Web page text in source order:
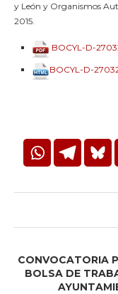
y León y Organismos
2015.
BOCYL-D-
BOCYL-D-
CONVOCATORIA
BOLSA DE